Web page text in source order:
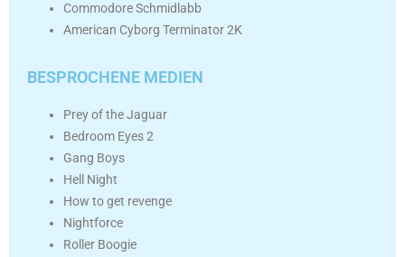
Commodore Schmidlabb
American Cyborg Terminator 2K
BESPROCHENE MEDIEN
Prey of the Jaguar
Bedroom Eyes 2
Gang Boys
Hell Night
How to get revenge
Nightforce
Roller Boogie